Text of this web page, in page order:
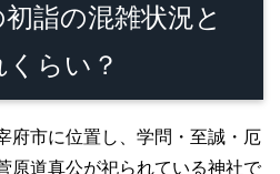
詣の混雑状況と
らい？
府市に位置し、学問・至誠・厄
原道真公が祀られている神社で